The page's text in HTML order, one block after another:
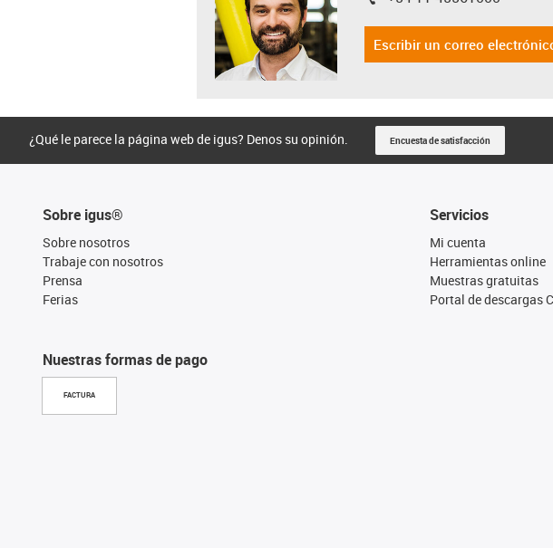
Escribir un correo
¿Qué le parece la página web de igus? Denos su opinión. Encuesta de satisfacción
Sobre igus®
Sobre nosotros
Trabaje con nosotros
Prensa
Ferias
Nuestras formas de pago
FACTURA
Servicios
Mi cuenta
Herramientas online
Muestras gratuitas
Portal de descargas